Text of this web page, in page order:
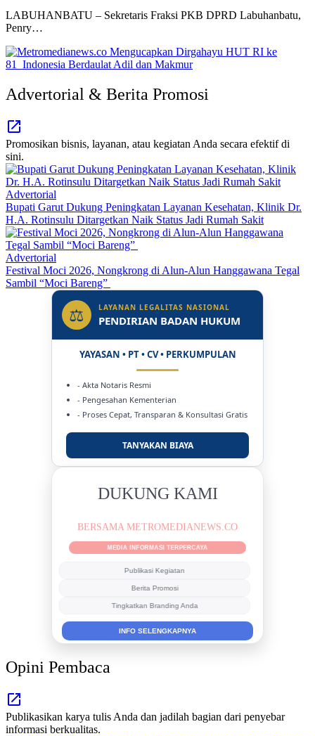
LABUHANBATU – Sekretaris Fraksi PKB DPRD Labuhanbatu,
Penry…
Advertorial & Berita Promosi
Promosikan bisnis, layanan, atau kegiatan Anda secara efektif di
sini.
Advertorial
Bupati Garut Dukung Peningkatan Layanan Kesehatan, Klinik Dr.
H.A. Rotinsulu Ditargetkan Naik Status Jadi Rumah Sakit
Advertorial
Festival Moci 2026, Nongkrong di Alun-Alun Hanggawana Tegal
Sambil “Moci Bareng”
⚖ LAYANAN LEGALITAS NASIONAL
PENDIRIAN BADAN HUKUM
YAYASAN • PT • CV • PERKUMPULAN
- Akta Notaris Resmi
- Pengesahan Kementerian
- Proses Cepat, Transparan & Konsultasi Gratis
TANYAKAN BIAYA
DUKUNG KAMI
BERSAMA METROMEDIANEWS.CO
MEDIA INFORMASI TERPERCAYA
Publikasi Kegiatan
Berita Promosi
Tingkatkan Branding Anda
INFO SELENGKAPNYA
Opini Pembaca
Publikasikan karya tulis Anda dan jadilah bagian dari penyebar
informasi berkualitas.